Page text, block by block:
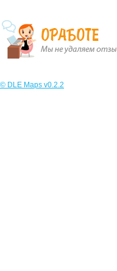
© DLE Maps v0.2.2